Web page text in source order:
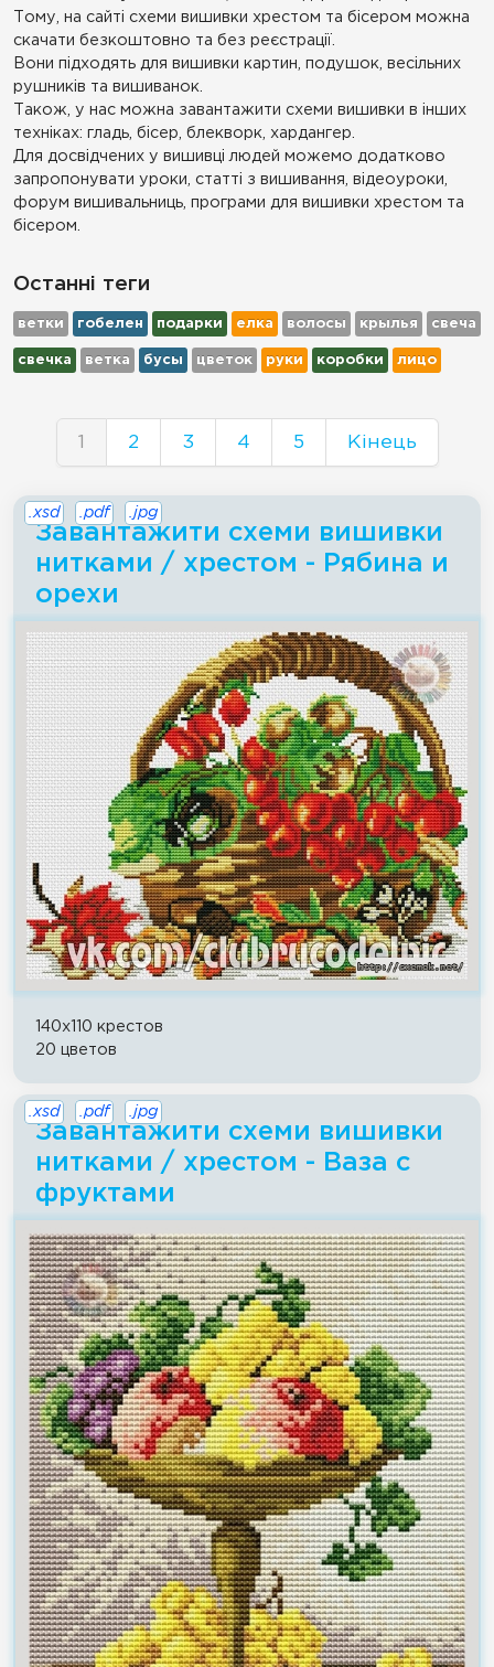
Тому, на сайті схеми вишивки хрестом та бісером можна
скачати безкоштовно та без реєстрації.
Вони підходять для вишивки картин, подушок, весільних
рушників та вишиванок.
Також, у нас можна завантажити схеми вишивки в інших
техніках: гладь, бісер, блекворк, хардангер.
Для досвідчених у вишивці людей можемо додатково
запропонувати уроки, статті з вишивання, відеоуроки,
форум вишивальниць, програми для вишивки хрестом та
бісером.
Останні теги
ветки гобелен подарки елка волосы крылья свеча
свечка ветка бусы цветок руки коробки лицо
1 2 3 4 5 Кінець
Завантажити схеми вишивки
нитками / хрестом - Рябина и
орехи
.xsd .pdf .jpg
140x110 крестов
20 цветов
Завантажити схеми вишивки
нитками / хрестом - Ваза с
фруктами
.xsd .pdf .jpg